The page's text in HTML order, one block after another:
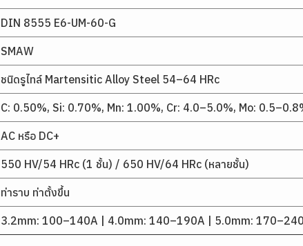
DIN 8555 E6-UM-60-G
SMAW
ชนิดรูไทล์ Martensitic Alloy Steel 54–64 HRc
C: 0.50%, Si: 0.70%, Mn: 1.00%, Cr: 4.0–5.0%, Mo:
AC หรือ DC+
550 HV/54 HRc (1 ชั้น) / 650 HV/64 HRc (หลายชั้น)
ท่าราบ ท่าตั้งขึ้น
3.2mm: 100–140A | 4.0mm: 140–190A | 5.0mm: